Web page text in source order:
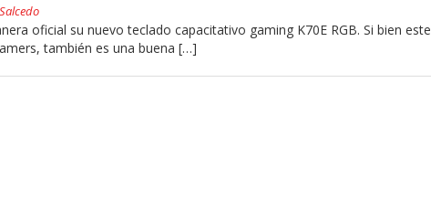
oficial su nuevo teclado capacitativo gaming K70E RGB. Si bien este
también es una buena […]